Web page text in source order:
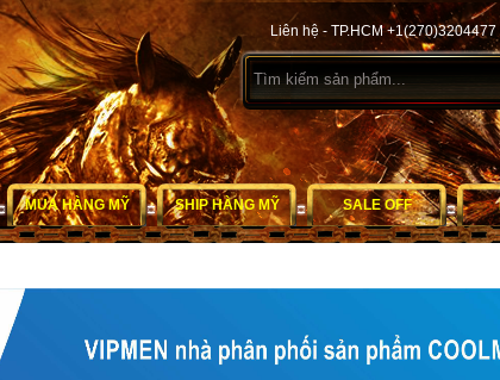
Liên hệ - TP.HCM
MUA HÀNG MỸ SHIP HÀNG MỸ SALE OFF